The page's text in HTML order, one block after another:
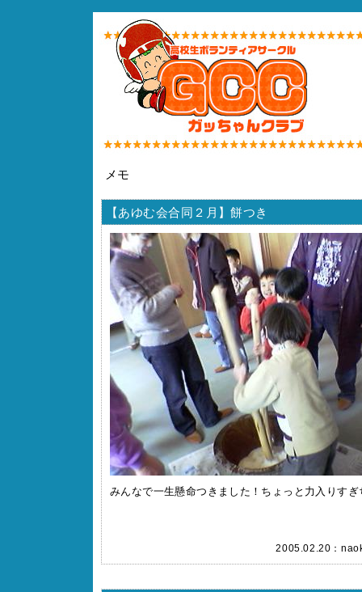
メモ
【あゆむ会合同２月】餅つき
みんなで一生懸命つきました！ちょっと力入りす
2005.02.20：